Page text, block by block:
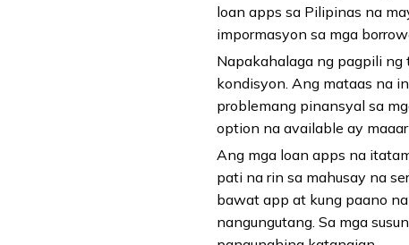
loan apps sa Pilipinas na
impormasyon sa mga
Napakahalaga ng pagpili
kondisyon. Ang mataas na
problemang pinansyal sa
option na available ay
Ang mga loan apps na
pati na rin sa mahusay na
bawat app at kung paano
nangungutang. Sa mga